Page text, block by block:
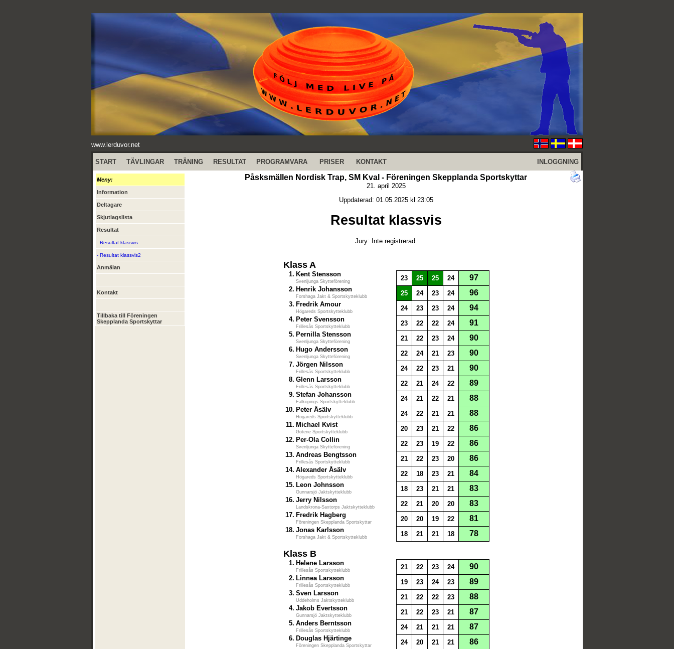
www.lerduvor.net
START TÄVLINGAR TRÄNING RESULTAT PROGRAMVARA PRISER KONTAKT INLOGGNING
Meny:
Information
Deltagare
Skjutlagslista
Resultat
- Resultat klassvis
- Resultat klassvis2
Anmälan
Kontakt
Tillbaka till Föreningen
Skepplanda Sportskyttar
Påsksmällen Nordisk Trap, SM Kval - Föreningen Skepplanda Sportskyttar
21. april 2025
Uppdaterad: 01.05.2025 kl 23:05
Resultat klassvis
Jury: Inte registrerad.
Klass A
1. Kent Stensson
Svenljunga Skytteförening 23 25 25 24 97
2. Henrik Johansson
Forshaga Jakt & Sportskytteklubb 25 24 23 24 96
3. Fredrik Amour
Högareds Sportskytteklubb 24 23 23 24 94
4. Peter Svensson
Frillesås Sportskytteklubb 23 22 22 24 91
5. Pernilla Stensson
Svenljunga Skytteförening 21 22 23 24 90
6. Hugo Andersson
Svenljunga Skytteförening 22 24 21 23 90
7. Jörgen Nilsson
Frillesås Sportskytteklubb 24 22 23 21 90
8. Glenn Larsson
Frillesås Sportskytteklubb 22 21 24 22 89
9. Stefan Johansson
Falköpings Sportskytteklubb 24 21 22 21 88
10. Peter Åsälv
Högareds Sportskytteklubb 24 22 21 21 88
11. Michael Kvist
Götene Sportskytteklubb 20 23 21 22 86
12. Per-Ola Collin
Svenljunga Skytteförening 22 23 19 22 86
13. Andreas Bengtsson
Frillesås Sportskytteklubb 21 22 23 20 86
14. Alexander Åsälv
Högareds Sportskytteklubb 22 18 23 21 84
15. Leon Johnsson
Gunnarsjö Jaktskytteklubb 18 23 21 21 83
16. Jerry Nilsson
Landskrona-Saxtorps Jaktskytteklubb 22 21 20 20 83
17. Fredrik Hagberg
Föreningen Skepplanda Sportskyttar 20 20 19 22 81
18. Jonas Karlsson
Forshaga Jakt & Sportskytteklubb 18 21 21 18 78
Klass B
1. Helene Larsson
Frillesås Sportskytteklubb 21 22 23 24 90
2. Linnea Larsson
Frillesås Sportskytteklubb 19 23 24 23 89
3. Sven Larsson
Uddeholms Jaktskytteklubb 21 22 22 23 88
4. Jakob Evertsson
Gunnarsjö Jaktskytteklubb 21 22 23 21 87
5. Anders Berntsson
Frillesås Sportskytteklubb 24 21 21 21 87
6. Douglas Hjärtinge
Föreningen Skepplanda Sportskyttar 24 20 21 21 86